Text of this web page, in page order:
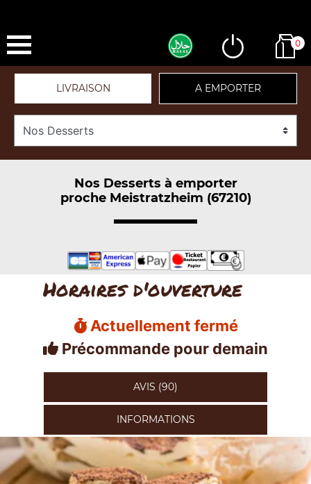
0
LIVRAISON A EMPORTER
Nos Desserts à emporter
proche Meistratzheim (67210)
Horaires d'ouverture
Actuellement fermé
Précommande pour demain
AVIS (90)
INFORMATIONS